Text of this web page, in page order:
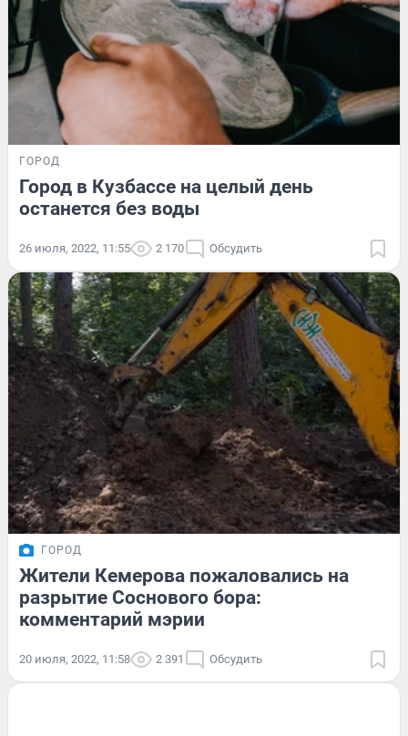
ГОРОД
Город в Кузбассе на целый день
останется без воды
26 июля, 2022, 11:55 2 170 Обсудить
ГОРОД
Жители Кемерова пожаловались на
разрытие Соснового бора:
комментарий мэрии
20 июля, 2022, 11:58 2 391 Обсудить